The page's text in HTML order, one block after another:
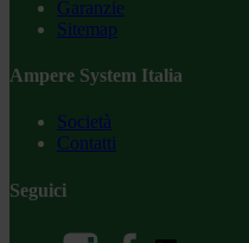
Garanzie
Sitemap
Ampere System Italia
Società
Contatti
Seguici